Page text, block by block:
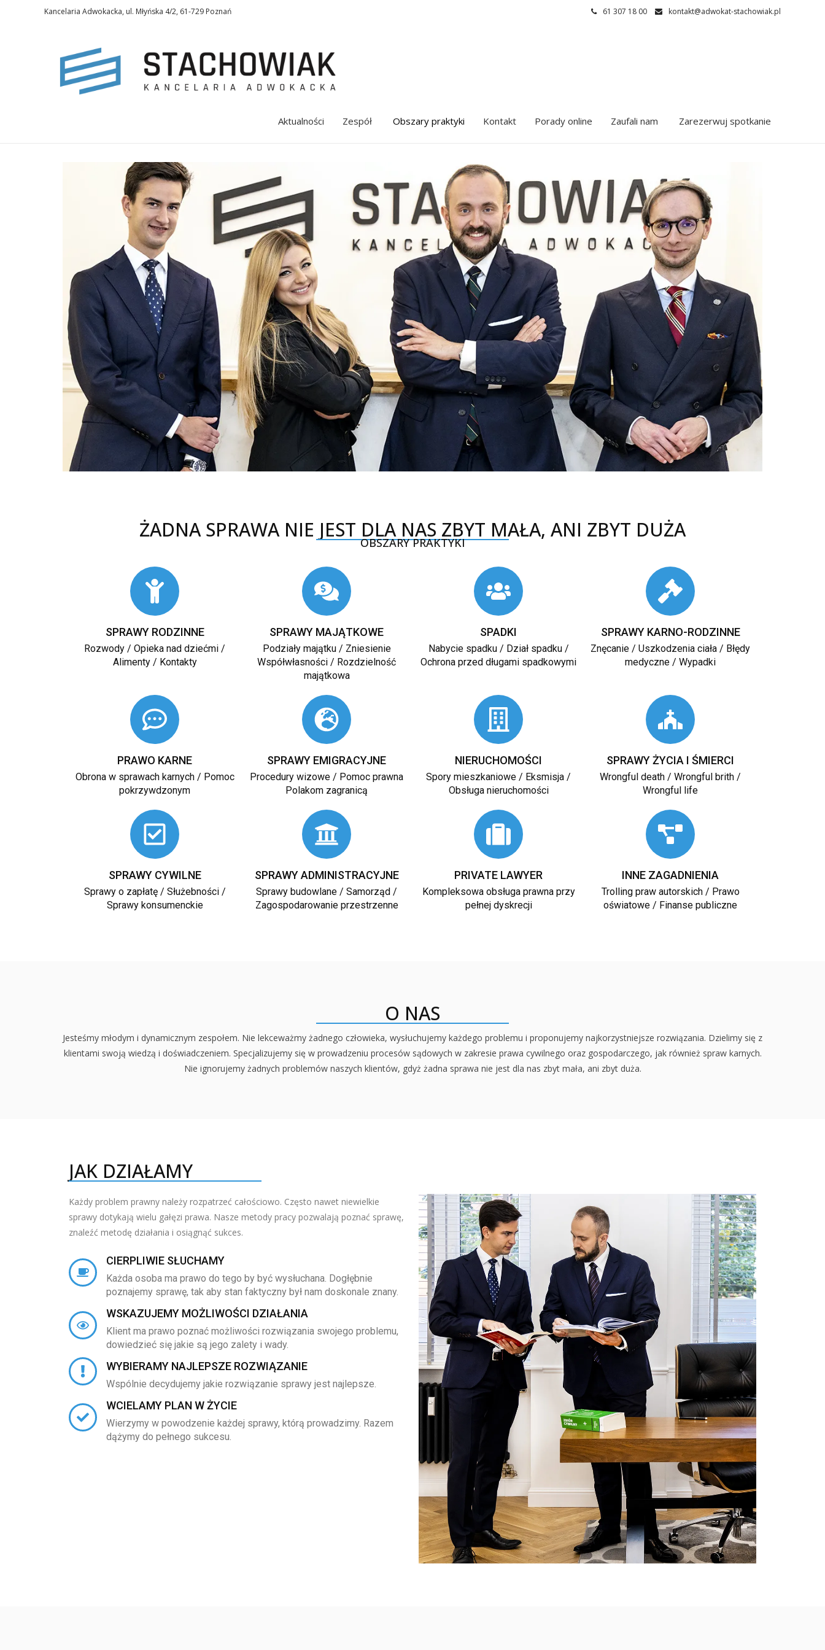
Kancelaria Adwokacka, ul. Młyńska 4/2, 61-729 Poznań 61 307 18 00 kontakt@adwokat-stachowiak.pl
Aktualności Zespół Obszary praktyki Kontakt Porady online Zaufali nam Zarezerwuj spotkanie
ŻADNA SPRAWA NIE JEST DLA NAS ZBYT MAŁA, ANI ZBYT DUŻA
OBSZARY PRAKTYKI
SPRAWY RODZINNE
Rozwody / Opieka nad dziećmi /
Alimenty / Kontakty
SPRAWY MAJĄTKOWE
Podziały majątku / Zniesienie
Współwłasności / Rozdzielność
majątkowa
SPADKI
Nabycie spadku / Dział spadku /
Ochrona przed długami spadkowymi
SPRAWY KARNO-RODZINNE
Znęcanie / Uszkodzenia ciała / Błędy
medyczne / Wypadki
PRAWO KARNE
Obrona w sprawach karnych / Pomoc
pokrzywdzonym
SPRAWY EMIGRACYJNE
Procedury wizowe / Pomoc prawna
Polakom zagranicą
NIERUCHOMOŚCI
Spory mieszkaniowe / Eksmisja /
Obsługa nieruchomości
SPRAWY ŻYCIA I ŚMIERCI
Wrongful death / Wrongful brith /
Wrongful life
SPRAWY CYWILNE
Sprawy o zapłatę / Służebności /
Sprawy konsumenckie
SPRAWY ADMINISTRACYJNE
Sprawy budowlane / Samorząd /
Zagospodarowanie przestrzenne
PRIVATE LAWYER
Kompleksowa obsługa prawna przy
pełnej dyskrecji
INNE ZAGADNIENIA
Trolling praw autorskich / Prawo
oświatowe / Finanse publiczne
O NAS
Jesteśmy młodym i dynamicznym zespołem. Nie lekceważmy żadnego człowieka, wysłuchujemy każdego problemu i proponujemy najkorzystniejsze rozwiązania. Dzielimy się z
klientami swoją wiedzą i doświadczeniem. Specjalizujemy się w prowadzeniu procesów sądowych w zakresie prawa cywilnego oraz gospodarczego, jak również spraw karnych.
Nie ignorujemy żadnych problemów naszych klientów, gdyż żadna sprawa nie jest dla nas zbyt mała, ani zbyt duża.
JAK DZIAŁAMY
Każdy problem prawny należy rozpatrzeć całościowo. Często nawet niewielkie
sprawy dotykają wielu gałęzi prawa. Nasze metody pracy pozwalają poznać sprawę,
znaleźć metodę działania i osiągnąć sukces.
CIERPLIWIE SŁUCHAMY
Każda osoba ma prawo do tego by być wysłuchana. Dogłębnie
poznajemy sprawę, tak aby stan faktyczny był nam doskonale znany.
WSKAZUJEMY MOŻLIWOŚCI DZIAŁANIA
Klient ma prawo poznać możliwości rozwiązania swojego problemu,
dowiedzieć się jakie są jego zalety i wady.
WYBIERAMY NAJLEPSZE ROZWIĄZANIE
Wspólnie decydujemy jakie rozwiązanie sprawy jest najlepsze.
WCIELAMY PLAN W ŻYCIE
Wierzymy w powodzenie każdej sprawy, którą prowadzimy. Razem
dążymy do pełnego sukcesu.